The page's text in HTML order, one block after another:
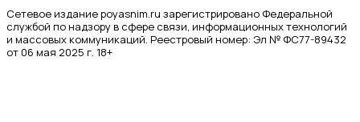
Сетевое издание poyasnim.ru зарегистрировано Федеральной
службой по надзору в сфере связи, информационных технологий
и массовых коммуникаций. Реестровый номер: Эл № ФС77-89432
от 06 мая 2025 г. 18+